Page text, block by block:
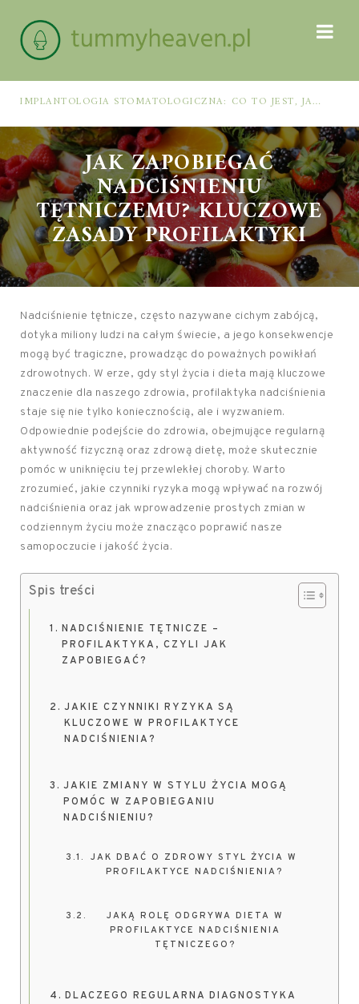
IMPLANTOLOGIA STOMATOLOGICZNA: CO TO JEST, JAK WYGLĄDA PROCES IMPLANTACJI I GOJENIA ORAZ DLA KOGO MA ZASTOSOWANIE
JAK ZAPOBIEGAĆ
NADCIŚNIENIU
TĘTNICZEMU? KLUCZOWE
ZASADY PROFILAKTYKI
Nadciśnienie tętnicze, często nazywane cichym zabójcą,
dotyka miliony ludzi na całym świecie, a jego konsekwencje
mogą być tragiczne, prowadząc do poważnych powikłań
zdrowotnych. W erze, gdy styl życia i dieta mają kluczowe
znaczenie dla naszego zdrowia, profilaktyka nadciśnienia
staje się nie tylko koniecznością, ale i wyzwaniem.
Odpowiednie podejście do zdrowia, obejmujące regularną
aktywność fizyczną oraz zdrową dietę, może skutecznie
pomóc w uniknięciu tej przewlekłej choroby. Warto
zrozumieć, jakie czynniki ryzyka mogą wpływać na rozwój
nadciśnienia oraz jak wprowadzenie prostych zmian w
codziennym życiu może znacząco poprawić nasze
samopoczucie i jakość życia.
Spis treści
NADCIŚNIENIE TĘTNICZE –
PROFILAKTYKA, CZYLI JAK
ZAPOBIEGAĆ?
JAKIE CZYNNIKI RYZYKA SĄ
KLUCZOWE W PROFILAKTYCE
NADCIŚNIENIA?
JAKIE ZMIANY W STYLU ŻYCIA MOGĄ
POMÓC W ZAPOBIEGANIU
NADCIŚNIENIU?
JAK DBAĆ O ZDROWY STYL ŻYCIA W
PROFILAKTYCE NADCIŚNIENIA?
JAKĄ ROLĘ ODGRYWA DIETA W
PROFILAKTYCE NADCIŚNIENIA
TĘTNICZEGO?
DLACZEGO REGULARNA DIAGNOSTYKA